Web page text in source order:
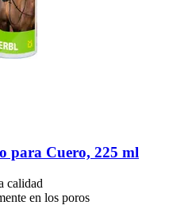
para Cuero, 225 ml
calidad
en los poros